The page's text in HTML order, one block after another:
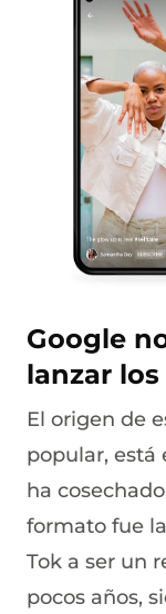
Google
lanzar
El origen de
popular, está
ha
formato fue
Tok a ser un
pocos años,